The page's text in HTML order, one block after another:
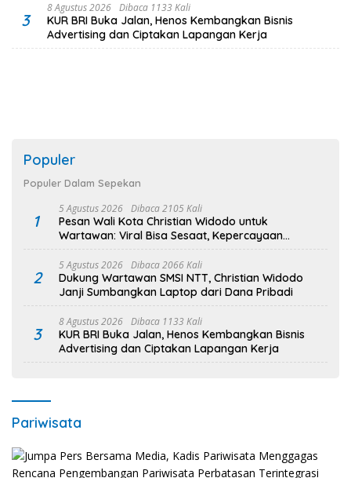
3
8 Agustus 2026 Dibaca 1133 Kali
KUR BRI Buka Jalan, Henos Kembangkan Bisnis
Advertising dan Ciptakan Lapangan Kerja
Populer
Populer Dalam Sepekan
1
5 Agustus 2026 Dibaca 2105 Kali
Pesan Wali Kota Christian Widodo untuk
Wartawan: Viral Bisa Sesaat, Kepercayaan
Bertahan Lama
2
5 Agustus 2026 Dibaca 2066 Kali
Dukung Wartawan SMSI NTT, Christian Widodo
Janji Sumbangkan Laptop dari Dana Pribadi
3
8 Agustus 2026 Dibaca 1133 Kali
KUR BRI Buka Jalan, Henos Kembangkan Bisnis
Advertising dan Ciptakan Lapangan Kerja
Pariwisata